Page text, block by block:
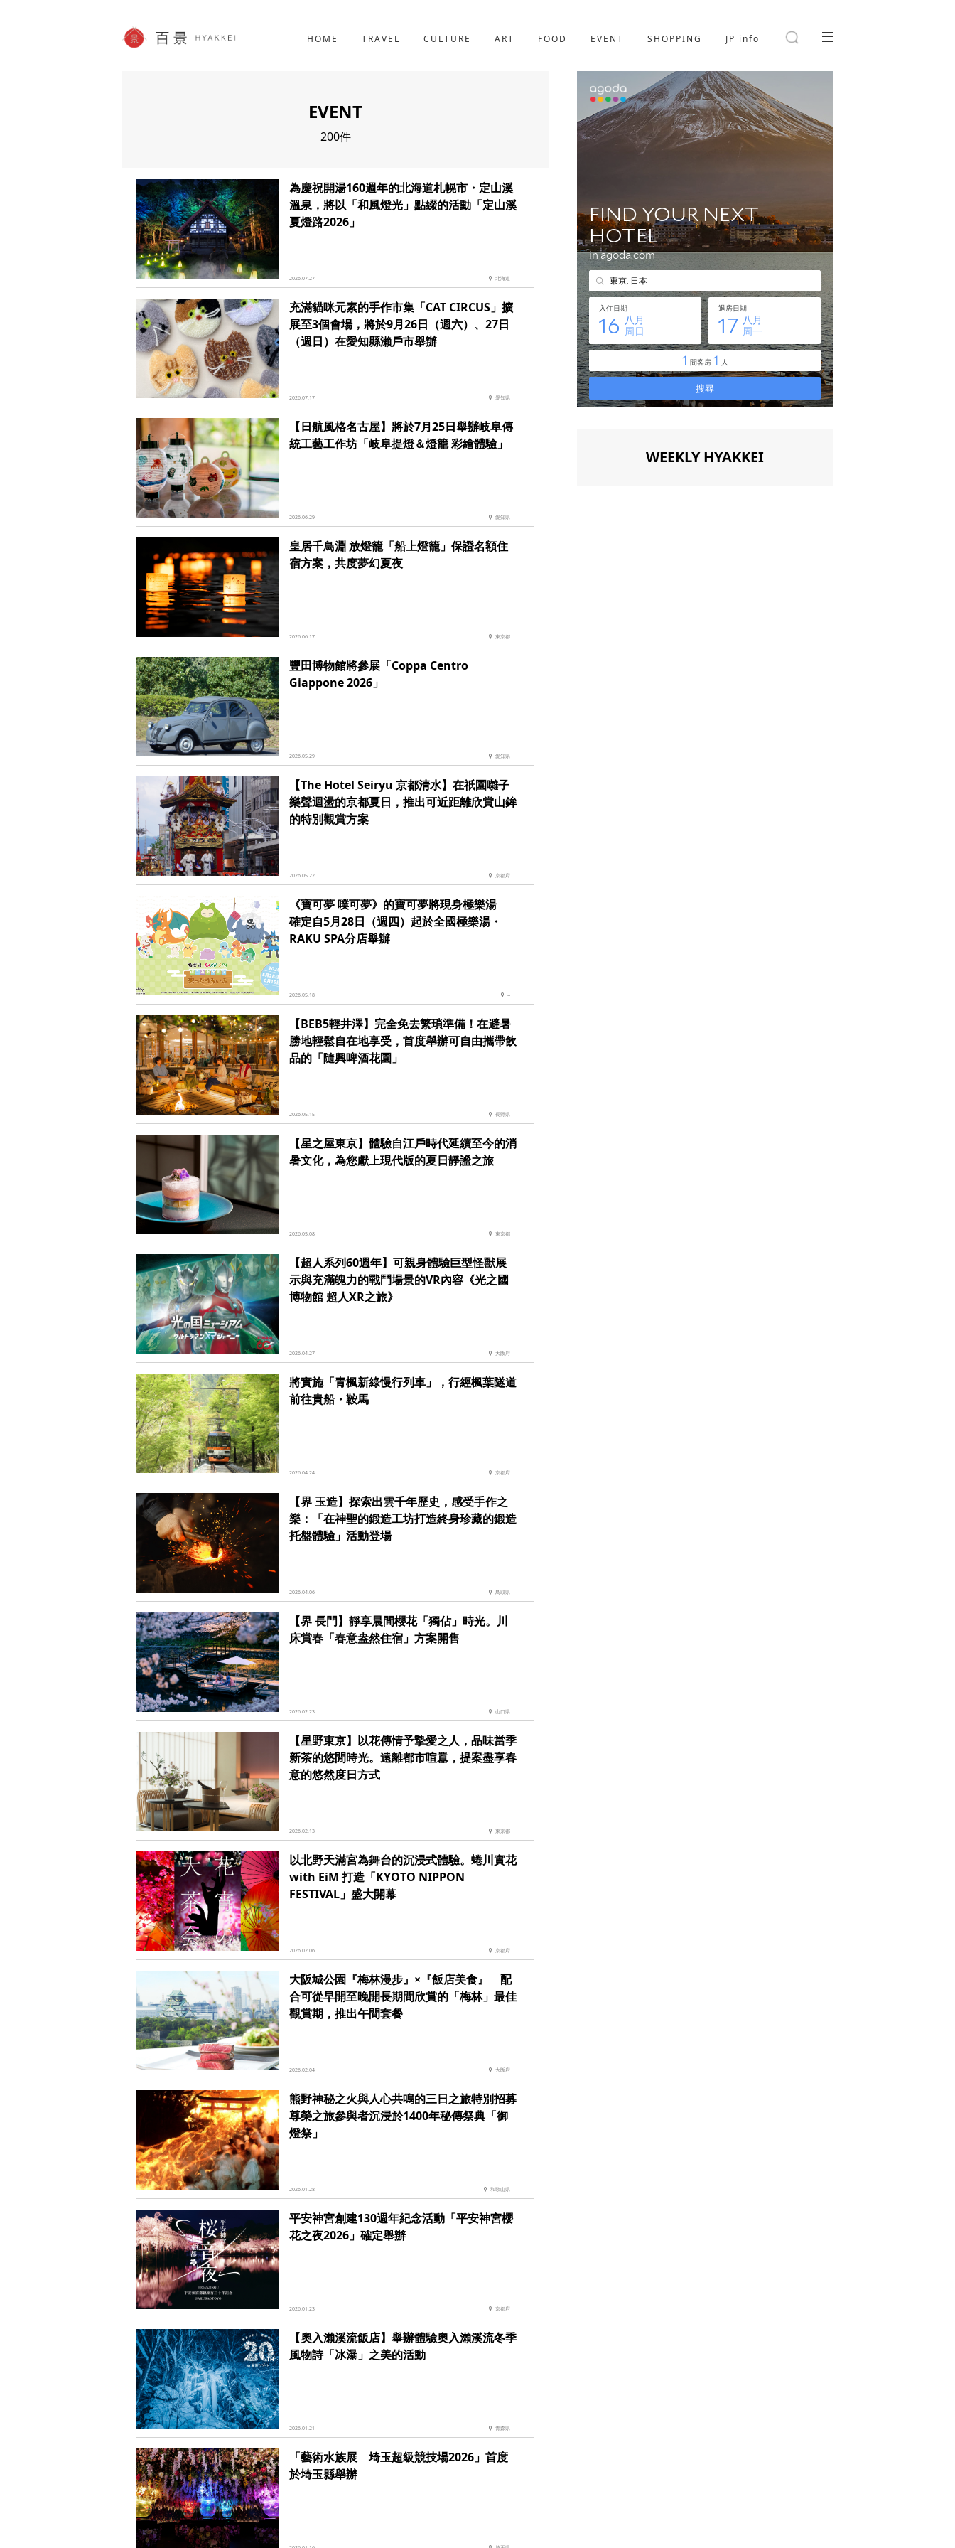
HOME TRAVEL CULTURE ART FOOD EVENT SHOPPING JP info
SHOPPING
JP info
EVENT
200件
2026.07.27
為慶祝開湯160週年的北海道札幌市・定山溪
溫泉，將以「和風燈光」點綴的活動「定山溪
夏燈路2026」
北海道
2026.07.17
充滿貓咪元素的手作市集「CAT CIRCUS」擴
展至3個會場，將於9月26日（週六）、27日
（週日）在愛知縣瀨戶市舉辦
愛知県
2026.06.29
【日航風格名古屋】將於7月25日舉辦岐阜傳
統工藝工作坊「岐阜提燈＆燈籠 彩繪體驗」
愛知県
2026.06.17
皇居千鳥淵 放燈籠「船上燈籠」保證名額住
宿方案，共度夢幻夏夜
東京都
2026.05.29
豐田博物館將參展「Coppa Centro
Giappone 2026」
愛知県
2026.05.22
【The Hotel Seiryu 京都清水】在祇園囃子
樂聲迴盪的京都夏日，推出可近距離欣賞山鉾
的特別觀賞方案
京都府
2026.05.18
《寶可夢 噗可夢》的寶可夢將現身極樂湯
確定自5月28日（週四）起於全國極樂湯・
RAKU SPA分店舉辦
--
2026.05.15
【BEB5輕井澤】完全免去繁瑣準備！在避暑
勝地輕鬆自在地享受，首度舉辦可自由攜帶飲
品的「隨興啤酒花園」
長野県
2026.05.08
【星之屋東京】體驗自江戶時代延續至今的消
暑文化，為您獻上現代版的夏日靜謐之旅
東京都
2026.04.27
【超人系列60週年】可親身體驗巨型怪獸展
示與充滿魄力的戰鬥場景的VR內容《光之國
博物館 超人XR之旅》
大阪府
2026.04.24
將實施「青楓新綠慢行列車」，行經楓葉隧道
前往貴船・鞍馬
京都府
2026.04.06
【界 玉造】探索出雲千年歷史，感受手作之
樂：「在神聖的鍛造工坊打造終身珍藏的鍛造
托盤體驗」活動登場
鳥取県
2026.02.23
【界 長門】靜享晨間櫻花「獨佔」時光。川
床賞春「春意盎然住宿」方案開售
山口県
2026.02.13
【星野東京】以花傳情予摯愛之人，品味當季
新茶的悠閒時光。遠離都市喧囂，提案盡享春
意的悠然度日方式
東京都
2026.02.06
以北野天滿宮為舞台的沉浸式體驗。蜷川實花
with EiM 打造「KYOTO NIPPON
FESTIVAL」盛大開幕
京都府
2026.02.04
大阪城公園『梅林漫步』×『飯店美食』 配
合可從早開至晚開長期間欣賞的「梅林」最佳
觀賞期，推出午間套餐
大阪府
2026.01.28
熊野神秘之火與人心共鳴的三日之旅特別招募
尊榮之旅參與者沉浸於1400年秘傳祭典「御
燈祭」
和歌山県
2026.01.23
平安神宮創建130週年紀念活動「平安神宮櫻
花之夜2026」確定舉辦
京都府
2026.01.21
【奧入瀨溪流飯店】舉辦體驗奧入瀨溪流冬季
風物詩「冰瀑」之美的活動
青森県
「藝術水族展 埼玉超級競技場2026」首度
於埼玉縣舉辦
WEEKLY HYAKKEI